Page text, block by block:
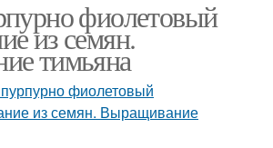
фиолетовый
из семян.
тимьяна